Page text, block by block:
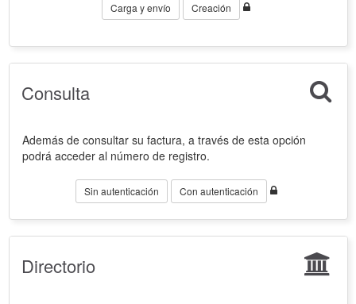
Carga y envío Creación
Consulta
Además de consultar su factura, a través de esta opción
podrá acceder al número de registro.
Sin autenticación Con autenticación
Directorio